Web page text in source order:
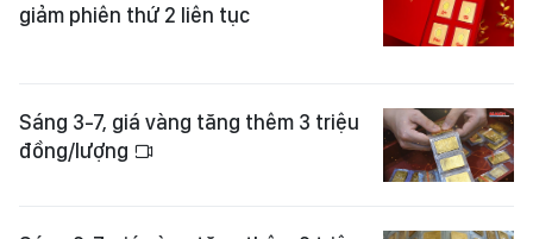
giảm phiên thứ 2 liên tục
Sáng 3-7, giá vàng tăng thêm 3 triệu
đồng/lượng